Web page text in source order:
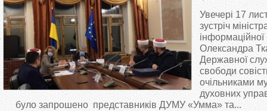
є
у
зустрілися
управлінь
Увечері 17
зустріч
інформаційної
Олександра
Державної
свободи
очільниками
духовних
було запрошено представників ДУМУ «Умма» та...